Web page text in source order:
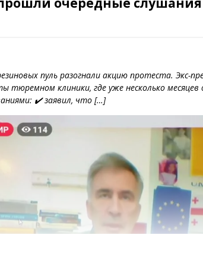
пуль разогнали акцию протеста.
тюремном клиники, где уже несколько
✔️ заявил, что […]